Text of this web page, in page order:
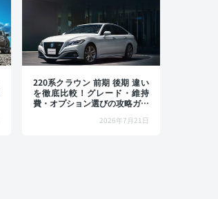
220系クラウン 前期 後期 違い
を徹底比較！グレード・維持
費・オプション選びの攻略ガイ
2026年7月21日